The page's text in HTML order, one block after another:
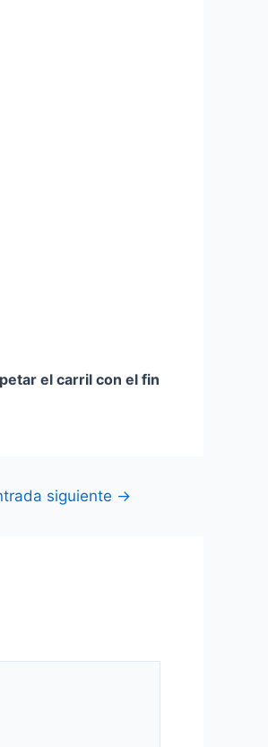
el carril con el fin
siguiente →